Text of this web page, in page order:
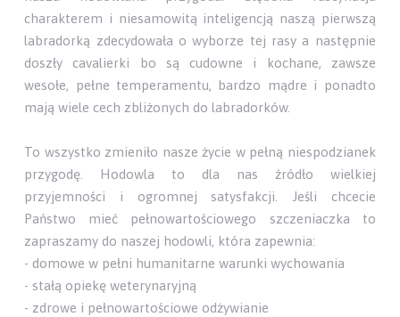
charakterem i niesamowitą inteligencją naszą pierwszą
labradorką zdecydowała o wyborze tej rasy a następnie
doszły cavalierki bo są cudowne i kochane, zawsze
wesołe, pełne temperamentu, bardzo mądre i ponadto
mają wiele cech zbliżonych do labradorków.
To wszystko zmieniło nasze życie w pełną niespodzianek
przygodę. Hodowla to dla nas źródło wielkiej
przyjemności i ogromnej satysfakcji. Jeśli chcecie
Państwo mieć pełnowartościowego szczeniaczka to
zapraszamy do naszej hodowli, która zapewnia:
- domowe w pełni humanitarne warunki wychowania
- stałą opiekę weterynaryjną
- zdrowe i pełnowartościowe odżywianie